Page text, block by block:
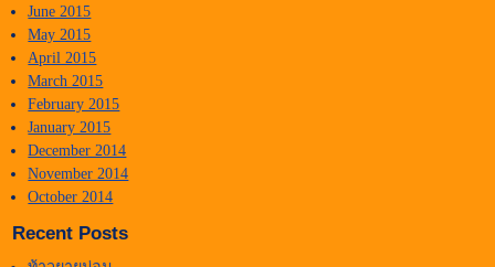
June 2015
May 2015
April 2015
March 2015
February 2015
January 2015
December 2014
November 2014
October 2014
Recent Posts